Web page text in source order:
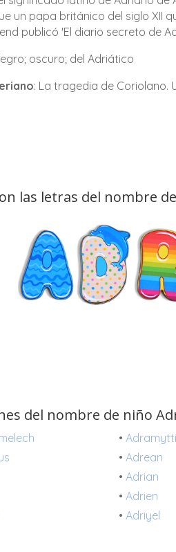
un papa británico del siglo XII
publicó 'El diario secreto de
oscuro; del Adriático
: La tragedia de Coriolano.
las letras del nombre
del nombre de niño
•
•Adrean
•Adrian
•Adrien
•Adriyel